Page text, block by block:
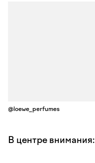
@loewe_perfumes
В центре внимания: